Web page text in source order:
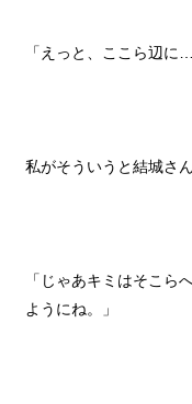
「えっと、ここら辺に
私がそういうと結城さ
「じゃあキミはそこら
ようにね。」